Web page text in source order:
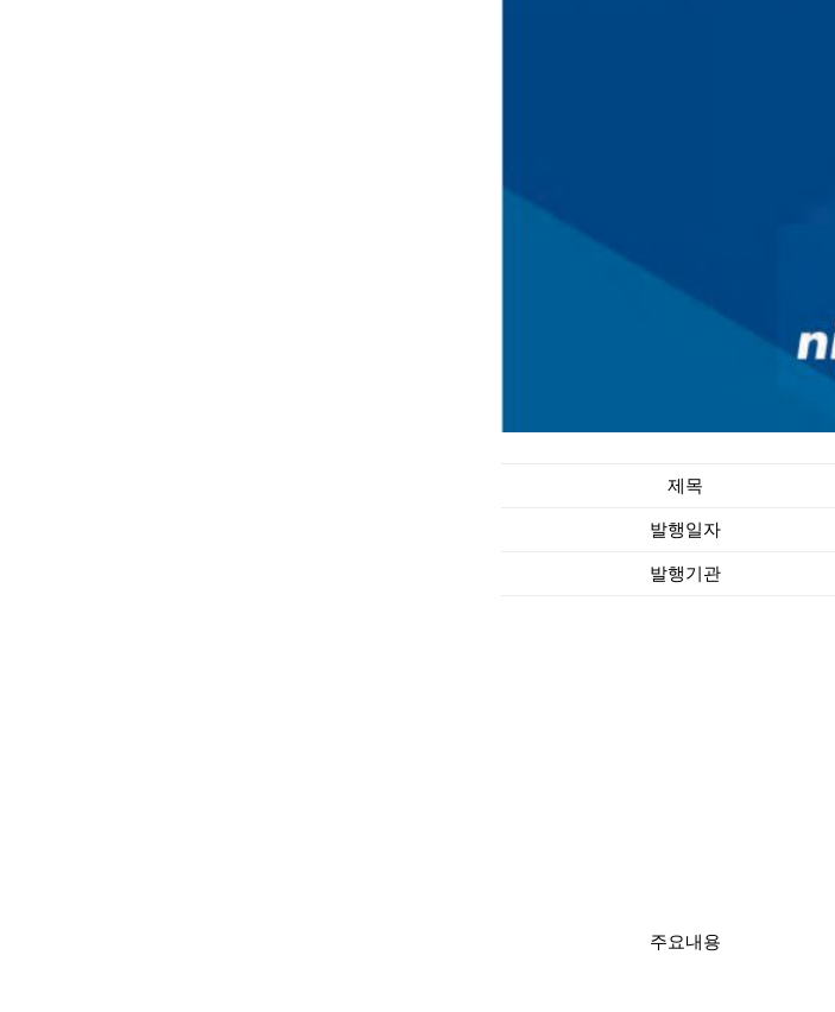
제목
발행일자
발행기관
주요내용